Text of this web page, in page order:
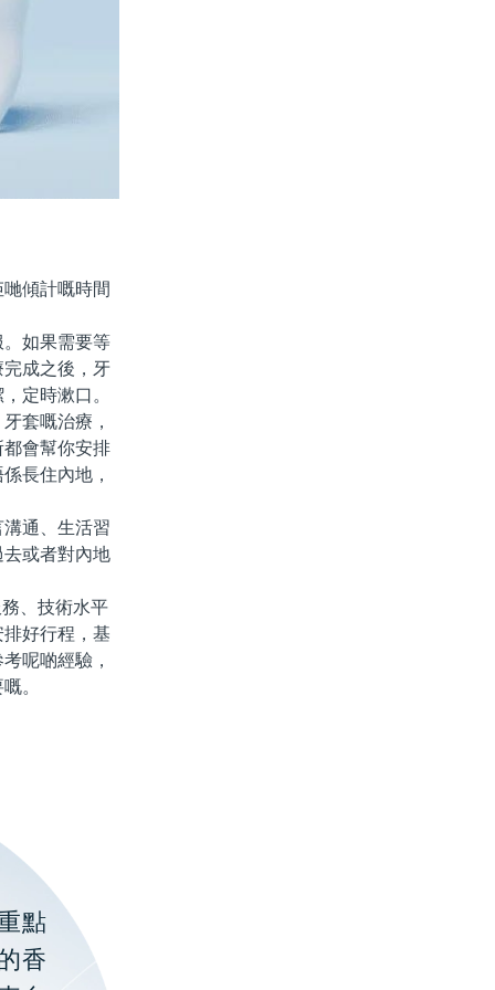
傾計嘅時間
如果需要等
成之後，牙
定時漱口。
套嘅治療，
會幫你安排
長住內地，
通、生活習
或者對內地
、技術水平
好行程，基
呢啲經驗，
。
點
香